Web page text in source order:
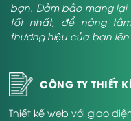
bạn. Đảm bảo mang lại
tốt nhất, để nâng
thương hiệu của bạn lên
CÔNG TY THIẾT
Thiết kế web với giao